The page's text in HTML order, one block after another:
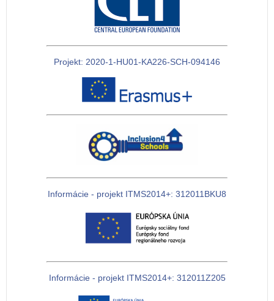
Projekt: 2020-1-HU01-KA226-SCH-094146
Informácie - projekt ITMS2014+: 312011BKU8
Informácie - projekt ITMS2014+: 312011Z205